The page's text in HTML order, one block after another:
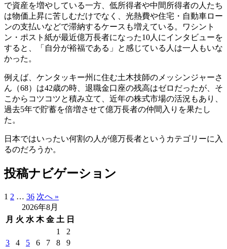
で資産を増やしている一方、低所得者や中間所得者の人たち
は物価上昇に苦しむだけでなく、光熱費や住宅・自動車ロー
ンの支払いなどで滞納するケースも増えている。ワシント
ン・ポスト紙が最近億万長者になった10人にインタビューを
すると、「自分が裕福である」と感じている人は一人もいな
かった。
例えば、ケンタッキー州に住む土木技師のメッシンジャーさ
ん（68）は42歳の時、退職金口座の残高はゼロだったが、そ
こからコツコツと積み立て、近年の株式市場の活況もあり、
過去5年で貯蓄を倍増させて億万長者の仲間入りを果たし
た。
日本ではいったい何割の人が億万長者というカテゴリーに入
るのだろうか。
投稿ナビゲーション
1 2 … 36 次へ »
2026年8月
月 火 水 木 金 土 日
1
2
3
4 5 6 7 8
9